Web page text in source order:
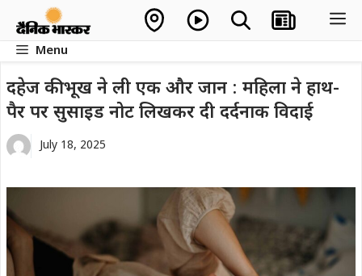
contentMenu
दहेज की भूख ने ली एक और जान : महिला ने हाथ-
पैर पर सुसाइड नोट लिखकर दी दर्दनाक विदाई
July 18, 2025